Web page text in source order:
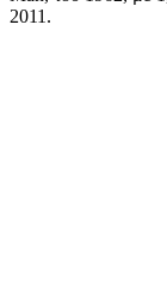
2011.